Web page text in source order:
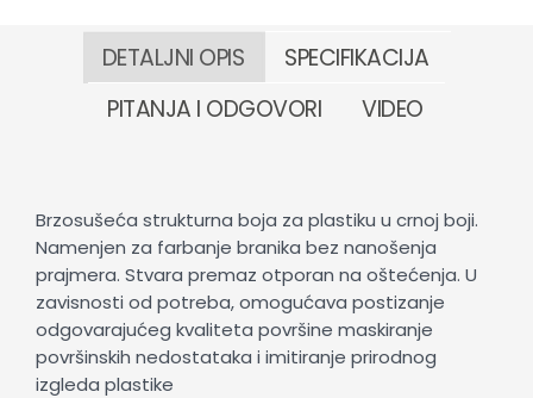
DETALJNI OPIS
SPECIFIKACIJA
PITANJA I ODGOVORI
VIDEO
Brzosušeća strukturna boja za plastiku u crnoj boji.
Namenjen za farbanje branika bez nanošenja
prajmera. Stvara premaz otporan na oštećenja. U
zavisnosti od potreba, omogućava postizanje
odgovarajućeg kvaliteta površine maskiranje
površinskih nedostataka i imitiranje prirodnog
izgleda plastike